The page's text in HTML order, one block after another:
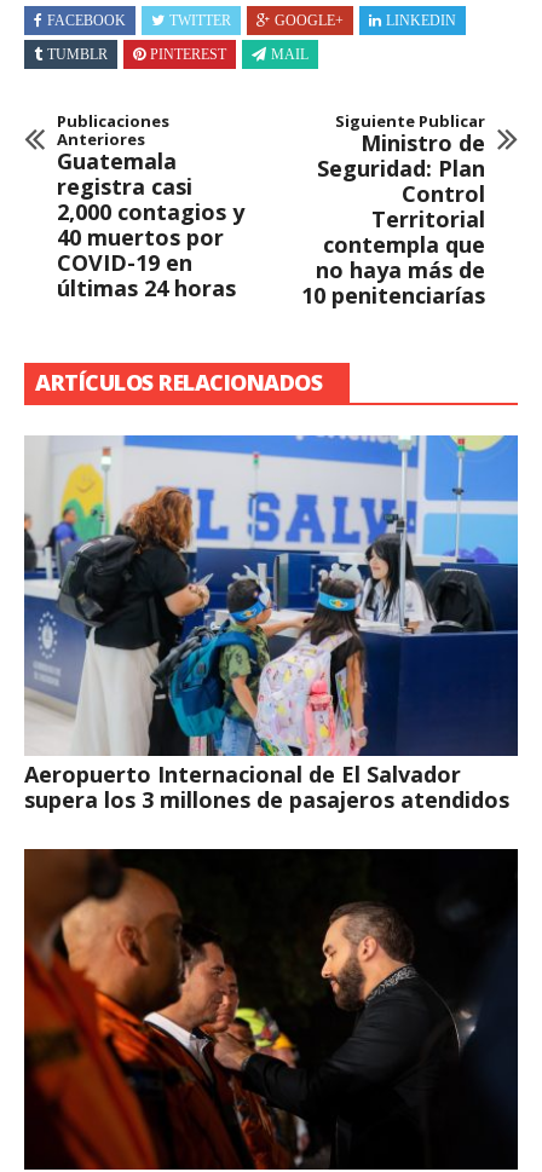
FACEBOOK TWITTER GOOGLE+
LINKEDIN
TUMBLR
PINTEREST MAIL
Publicaciones
Anteriores
Guatemala
registra casi
2,000 contagios y
40 muertos por
COVID-19 en
últimas 24 horas
Siguiente Publicar
Ministro de
Seguridad: Plan
Control
Territorial
contempla que
no haya más de
10 penitenciarías
ARTÍCULOS RELACIONADOS
Aeropuerto Internacional de El Salvador
supera los 3 millones de pasajeros atendidos